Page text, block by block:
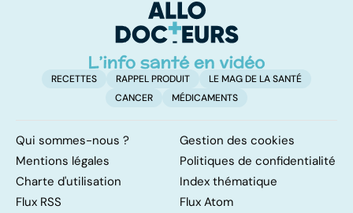
également
touché
RECETTES RAPPEL PRODUIT
LE MAG DE LA SANTÉ
CANCER
MÉDICAMENTS
Qui sommes-nous ?
Gestion des cookies
Mentions légales
Politiques de confidentialité
Charte d'utilisation
Index thématique
Flux RSS
Flux Atom